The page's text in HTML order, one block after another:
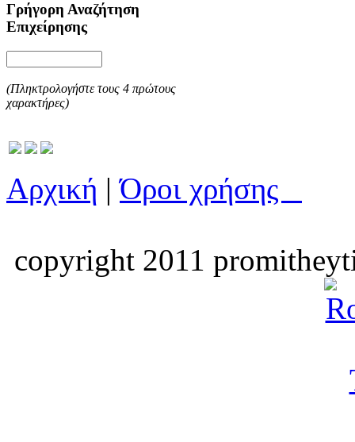
Γρήγορη Αναζήτηση
Επιχείρησης
(Πληκτρολογήστε τους 4 πρώτους
χαρακτήρες)
Αρχική |Όροι χρήσης
copyright 2011